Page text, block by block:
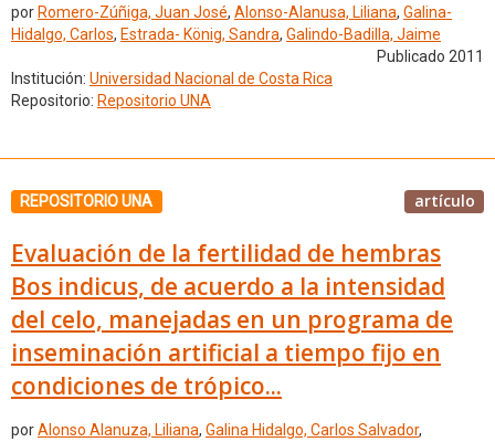
por Romero-Zúñiga, Juan José, Alonso-Alanusa, Liliana, Galina-
Hidalgo, Carlos, Estrada- König, Sandra, Galindo-Badilla, Jaime
Publicado 2011
Institución: Universidad Nacional de Costa Rica
Repositorio: Repositorio UNA
REPOSITORIO UNA artículo
Evaluación de la fertilidad de hembras
Bos indicus, de acuerdo a la intensidad
del celo, manejadas en un programa de
inseminación artificial a tiempo fijo en
condiciones de trópico...
porAlonso Alanuza, Liliana, Galina Hidalgo, Carlos Salvador,